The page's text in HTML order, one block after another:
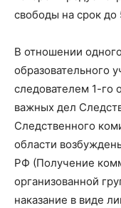
свободы на срок до
В отношении
образовательного
следователем 1-го
важных дел
Следственного
области
РФ (Получение
организованной
наказание в виде